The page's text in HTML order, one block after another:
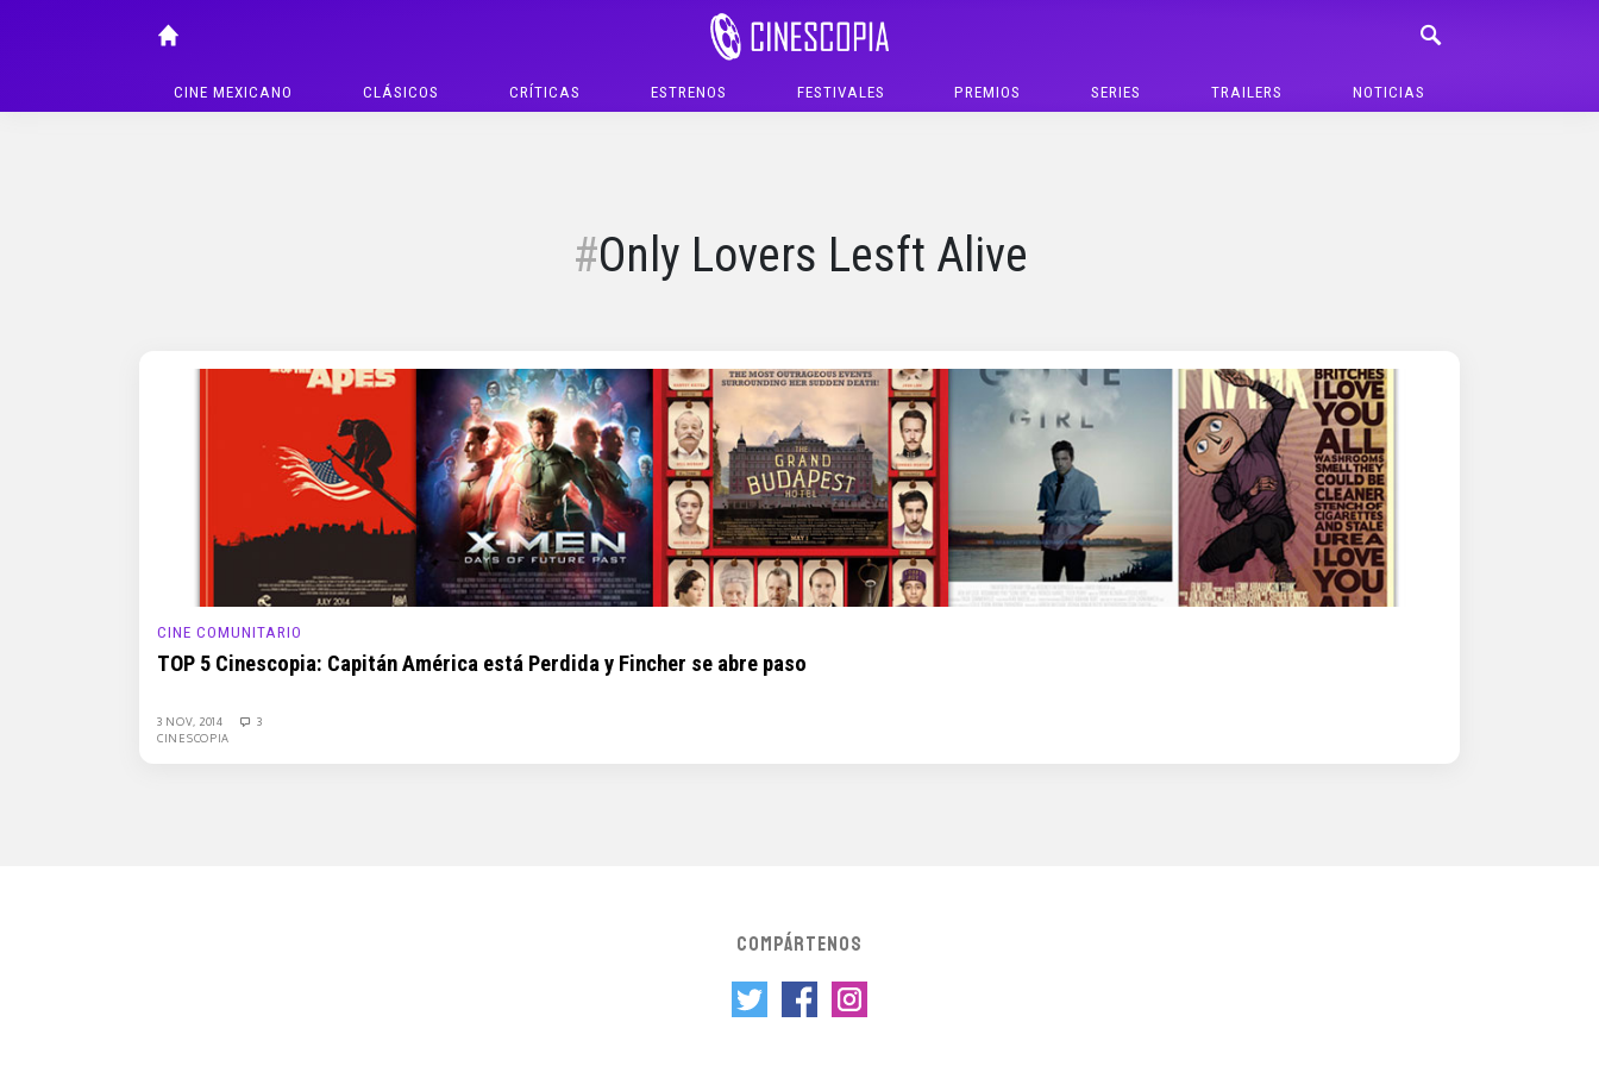
CINE MEXICANO CLÁSICOS CRÍTICAS ESTRENOS FESTIVALES PREMIOS SERIES TRAILERS NOTICIAS
Only Lovers Lesft Alive
CINE COMUNITARIO
TOP 5 Cinescopia: Capitán América está Perdida y Fincher se abre paso
3 NOV, 2014
3
CINESCOPIA
COMPÁRTENOS